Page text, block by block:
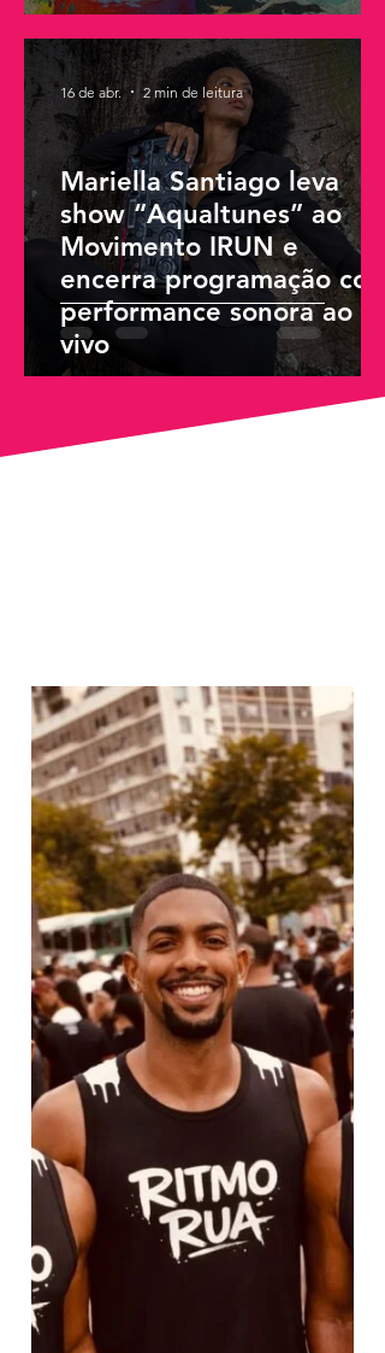
Mariella Santiago leva
show “Aqualtunes” ao
Movimento IRUN e
encerra programação com
performance sonora ao
vivo
16 de abr. 2 min de leitura